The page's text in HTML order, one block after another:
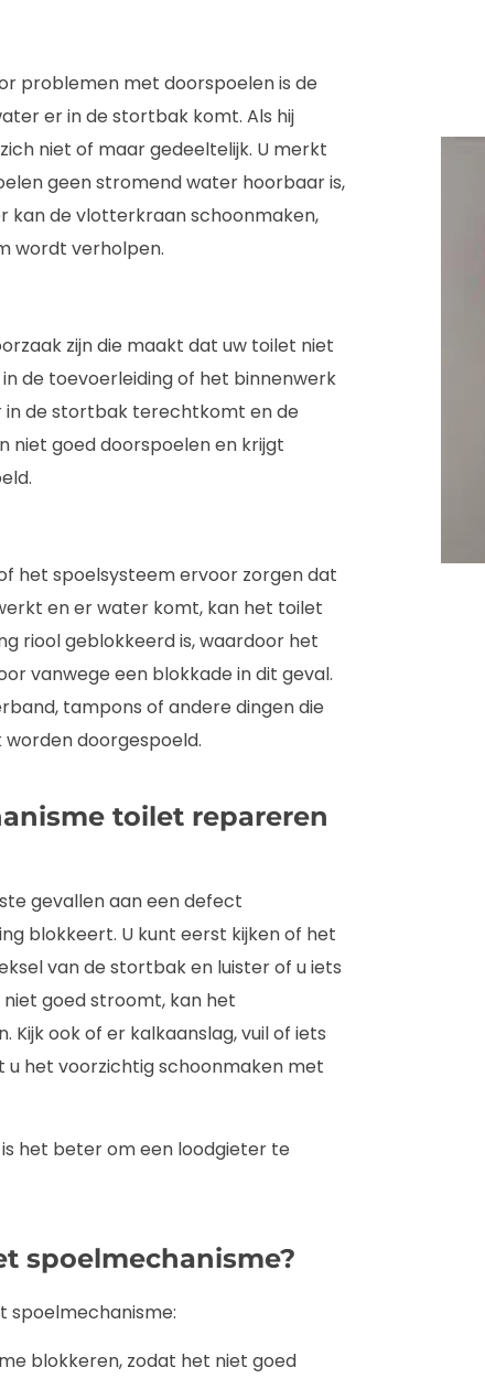
problemen met doorspoelen is de
er in de stortbak komt. Als hij
niet of maar gedeeltelijk. U merkt
geen stromend water hoorbaar is,
kan de vlotterkraan schoonmaken,
wordt verholpen.
zijn die maakt dat uw toilet niet
de toevoerleiding of het binnenwerk
in de stortbak terechtkomt en de
niet goed doorspoelen en krijgt
het spoelsysteem ervoor zorgen dat
en er water komt, kan het toilet
riool geblokkeerd is, waardoor het
vanwege een blokkade in dit geval.
tampons of andere dingen die
doorgespoeld.
toilet repareren
gevallen aan een defect
blokkeert. U kunt eerst kijken of het
van de stortbak en luister of u iets
goed stroomt, kan het
ook of er kalkaanslag, vuil of iets
u het voorzichtig schoonmaken met
het beter om een loodgieter te
spoelmechanisme?
spoelmechanisme:
blokkeren, zodat het niet goed